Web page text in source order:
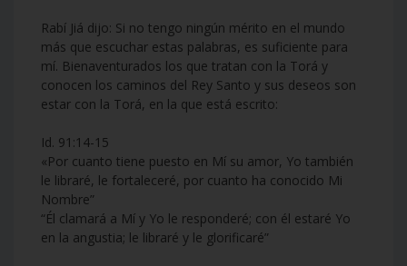
Rabí Jiá dijo: Si no tengo ningún mérito en el mundo
más que escuchar estas palabras, es suficiente para
mí. Bienaventurados los que tratan con la Torá y
conocen los caminos del Rey Santo y sus deseos son
estar con la Torá, en la que está escrito:
Id. 91:14-15
«Por cuanto tiene puesto en Mí su amor, Yo también
le libraré, le fortaleceré, por cuanto ha conocido Mi
Nombre”
“Él clamará a Mí y Yo le responderé; con él estaré Yo
en la angustia; le libraré y le glorificaré”